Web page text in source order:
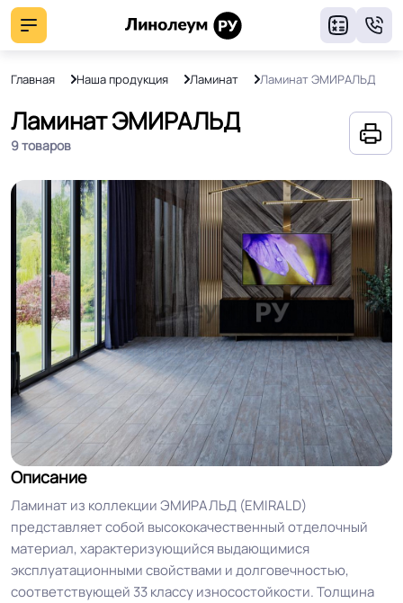
Главная Наша продукция Ламинат Ламинат ЭМИРАЛЬД
Ламинат ЭМИРАЛЬД
9 товаров
Описание
Ламинат из коллекции ЭМИРАЛЬД (EMIRALD)
представляет собой высококачественный отделочный
материал, характеризующийся выдающимися
эксплуатационными свойствами и долговечностью,
соответствующей 33 классу износостойкости. Толщина